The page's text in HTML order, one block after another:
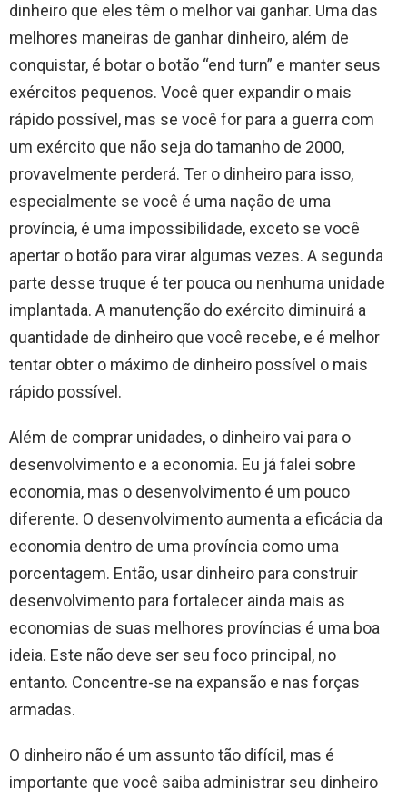
dinheiro que eles têm o melhor vai ganhar. Uma das
melhores maneiras de ganhar dinheiro, além de
conquistar, é botar o botão “end turn” e manter seus
exércitos pequenos. Você quer expandir o mais
rápido possível, mas se você for para a guerra com
um exército que não seja do tamanho de 2000,
provavelmente perderá. Ter o dinheiro para isso,
especialmente se você é uma nação de uma
província, é uma impossibilidade, exceto se você
apertar o botão para virar algumas vezes. A segunda
parte desse truque é ter pouca ou nenhuma unidade
implantada. A manutenção do exército diminuirá a
quantidade de dinheiro que você recebe, e é melhor
tentar obter o máximo de dinheiro possível o mais
rápido possível.
Além de comprar unidades, o dinheiro vai para o
desenvolvimento e a economia. Eu já falei sobre
economia, mas o desenvolvimento é um pouco
diferente. O desenvolvimento aumenta a eficácia da
economia dentro de uma província como uma
porcentagem. Então, usar dinheiro para construir
desenvolvimento para fortalecer ainda mais as
economias de suas melhores províncias é uma boa
ideia. Este não deve ser seu foco principal, no
entanto. Concentre-se na expansão e nas forças
armadas.
O dinheiro não é um assunto tão difícil, mas é
importante que você saiba administrar seu dinheiro